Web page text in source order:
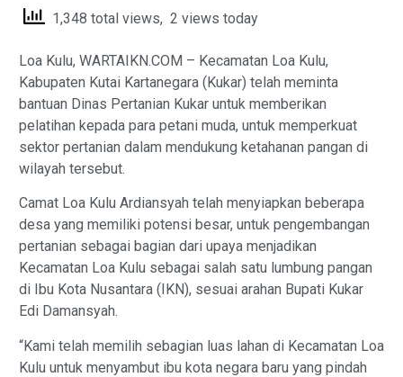
1,348 total views, 2 views today
Loa Kulu, WARTAIKN.COM – Kecamatan Loa Kulu,
Kabupaten Kutai Kartanegara (Kukar) telah meminta
bantuan Dinas Pertanian Kukar untuk memberikan
pelatihan kepada para petani muda, untuk memperkuat
sektor pertanian dalam mendukung ketahanan pangan di
wilayah tersebut.
Camat Loa Kulu Ardiansyah telah menyiapkan beberapa
desa yang memiliki potensi besar, untuk pengembangan
pertanian sebagai bagian dari upaya menjadikan
Kecamatan Loa Kulu sebagai salah satu lumbung pangan
di Ibu Kota Nusantara (IKN), sesuai arahan Bupati Kukar
Edi Damansyah.
“Kami telah memilih sebagian luas lahan di Kecamatan Loa
Kulu untuk menyambut ibu kota negara baru yang pindah